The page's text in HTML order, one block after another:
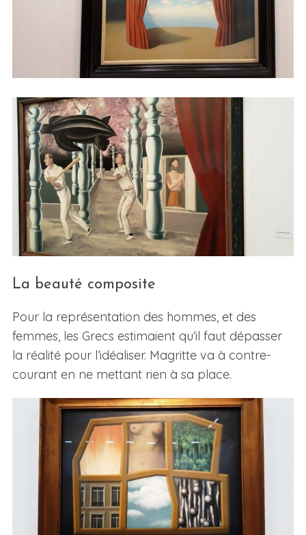
La beauté composite
Pour la représentation des hommes, et des
femmes, les Grecs estimaient qu’il faut dépasser
la réalité pour l’idéaliser. Magritte va à contre-
courant en ne mettant rien à sa place.